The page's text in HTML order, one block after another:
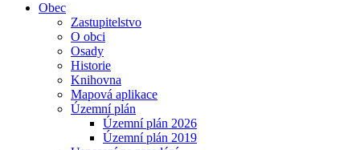
Obec
Zastupitelstvo
O obci
Osady
Historie
Knihovna
Mapová aplikace
Územní plán
Územní plán 2026
Územní plán 2019